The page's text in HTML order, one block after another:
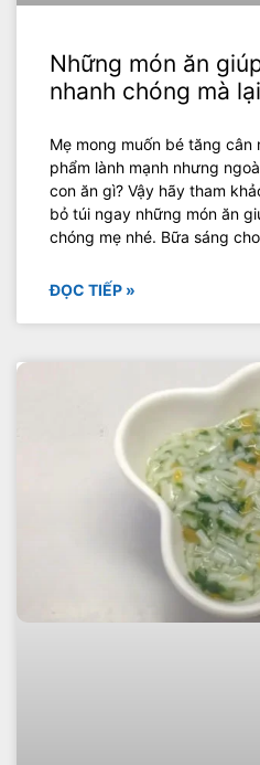
Những món ăn
nhanh chóng mà
Mẹ mong muốn bé tăng
phẩm lành mạnh nhưng
con ăn gì? Vậy hãy tham
bỏ túi ngay những món ăn
chóng mẹ nhé. Bữa sáng
ĐỌC TIẾP »